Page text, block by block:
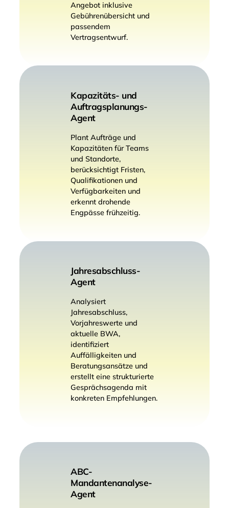
Angebot inklusive
Gebührenübersicht und
passendem
Vertragsentwurf.
Kapazitäts- und
Auftragsplanungs-
Agent
Plant Aufträge und
Kapazitäten für Teams
und Standorte,
berücksichtigt Fristen,
Qualifikationen und
Verfügbarkeiten und
erkennt drohende
Engpässe frühzeitig.
Jahresabschluss-
Agent
Analysiert
Jahresabschluss,
Vorjahreswerte und
aktuelle BWA,
identifiziert
Auffälligkeiten und
Beratungsansätze und
erstellt eine strukturierte
Gesprächsagenda mit
konkreten Empfehlungen.
ABC-
Mandantenanalyse-
Agent